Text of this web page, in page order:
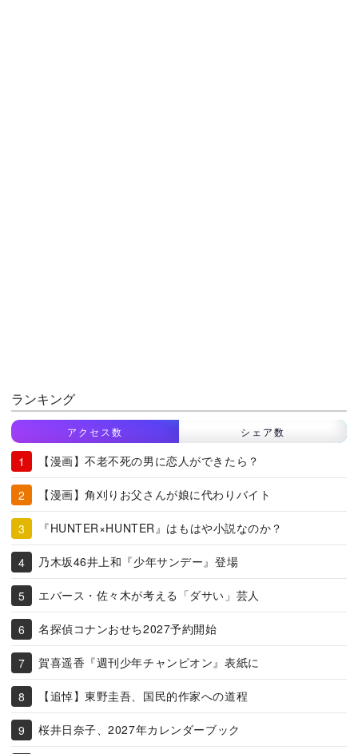
ランキング
アクセス数 シェア数
【漫画】不老不死の男に恋人ができたら？
【漫画】角刈りお父さんが娘に代わりバイト
『HUNTER×HUNTER』はもはや小説なのか？
乃木坂46井上和『少年サンデー』登場
エバース・佐々木が考える「ダサい」芸人
名探偵コナンおせち2027予約開始
賀喜遥香『週刊少年チャンピオン』表紙に
【追悼】東野圭吾、国民的作家への道程
桜井日奈子、2027年カレンダーブック